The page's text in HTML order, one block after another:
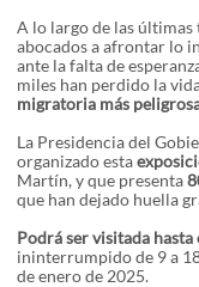
A lo largo de las últimas
abocados a afrontar lo
ante la falta de
miles han perdido la
migratoria más
La Presidencia del
organizado esta
Martín, y que presenta
que han dejado huella
Podrá ser visitada
ininterrumpido de 9 a
de enero de 2025.